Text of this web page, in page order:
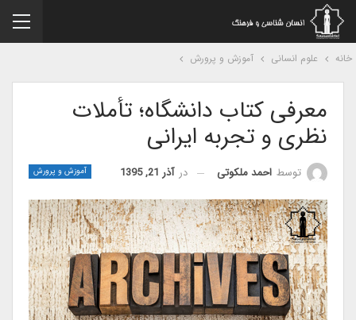
علوم انسانی آموزش و پرورش
معرفی کتاب دانشگاه؛ تأملات
نظری و تجربه ایرانی
آموزش و پرورش توسطاحمد ملکوتی درآذر 21, 1395